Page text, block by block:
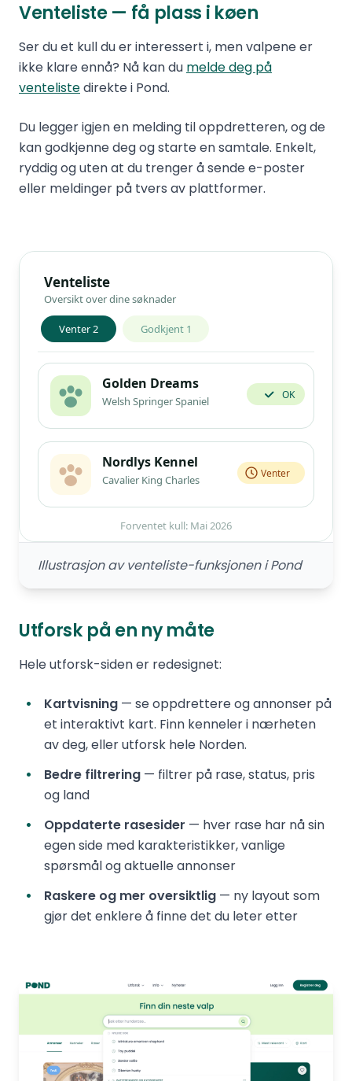
Venteliste — få plass i køen
Ser du et kull du er interessert i, men valpene er
ikke klare ennå? Nå kan du melde deg på
ventelistedirekte i Pond.
Du legger igjen en melding til oppdretteren, og de
kan godkjenne deg og starte en samtale. Enkelt,
ryddig og uten at du trenger å sende e-poster
eller meldinger på tvers av plattformer.
Illustrasjon av venteliste-funksjonen i Pond
Utforsk på en ny måte
Hele utforsk-siden er redesignet:
Kartvisning — se oppdrettere og annonser på
et interaktivt kart. Finn kenneler i nærheten
av deg, eller utforsk hele Norden.
Bedre filtrering — filtrer på rase, status, pris
og land
Oppdaterte rasesider — hver rase har nå sin
egen side med karakteristikker, vanlige
spørsmål og aktuelle annonser
Raskere og mer oversiktlig — ny layout som
gjør det enklere å finne det du leter etter